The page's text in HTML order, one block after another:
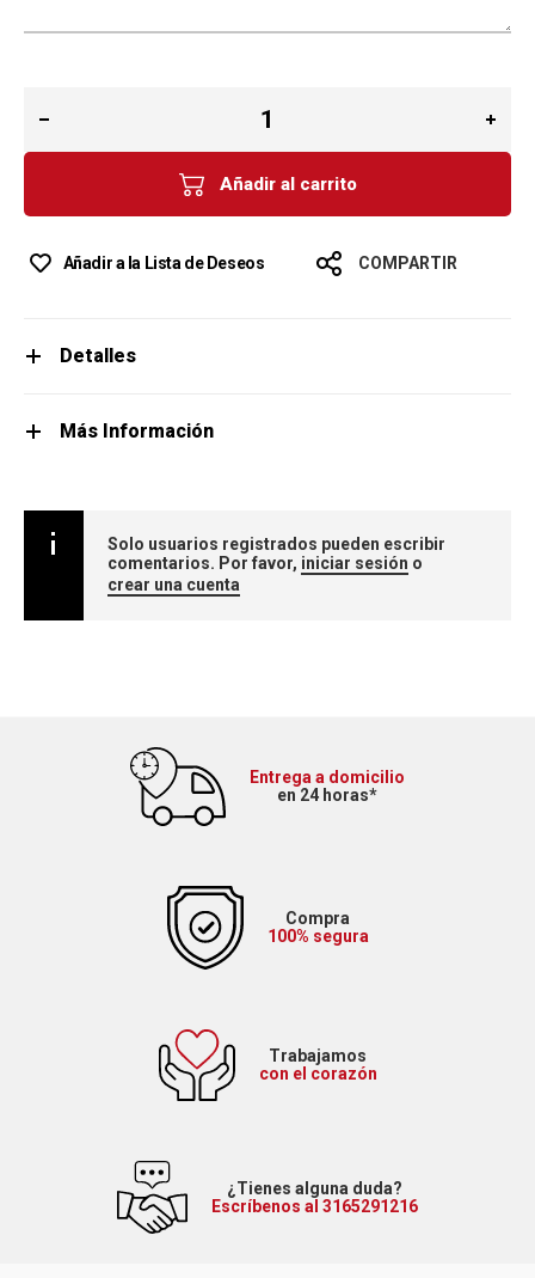
Añadir al carrito
Añadir a la Lista de Deseos COMPARTIR
Detalles
Más Información
Solo usuarios registrados pueden escribir
comentarios. Por favor, iniciar sesión o
crear una cuenta
Entrega a domicilio
en 24 horas*
Compra
100% segura
Trabajamos
con el corazón
¿Tienes alguna duda?
Escríbenos al 3165291216